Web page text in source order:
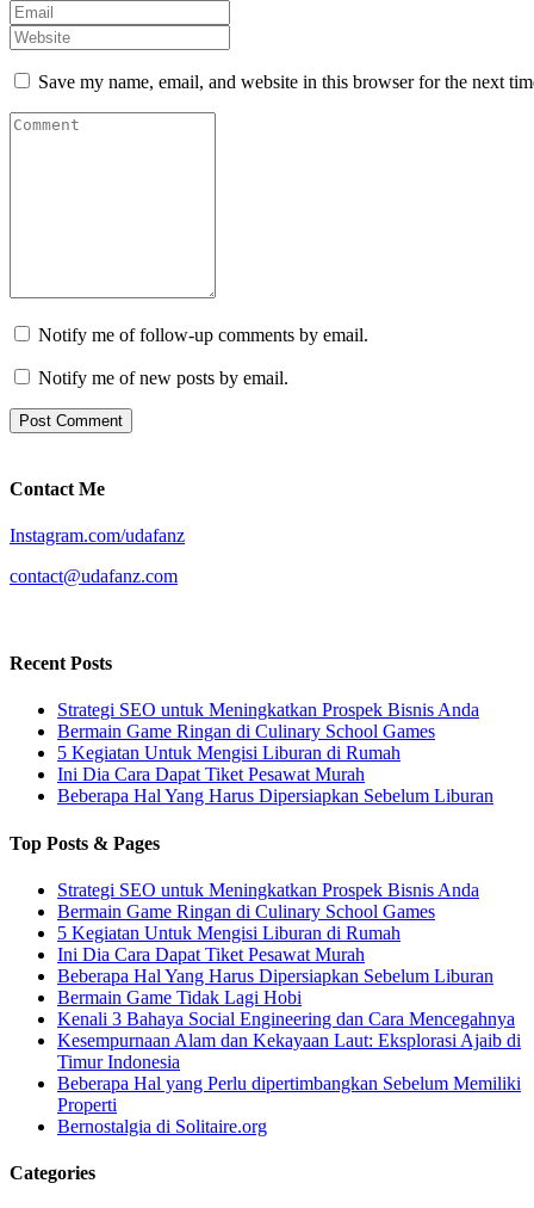
Save my name, email, and website in this browser for the next
Notify me of follow-up comments by email.
Notify me of new posts by email.
Contact Me
Instagram.com/udafanz
contact@udafanz.com
Recent Posts
Strategi SEO untuk Meningkatkan Prospek Bisnis Anda
Bermain Game Ringan di Culinary School Games
5 Kegiatan Untuk Mengisi Liburan di Rumah
Ini Dia Cara Dapat Tiket Pesawat Murah
Beberapa Hal Yang Harus Dipersiapkan Sebelum Liburan
Top Posts & Pages
Strategi SEO untuk Meningkatkan Prospek Bisnis Anda
Bermain Game Ringan di Culinary School Games
5 Kegiatan Untuk Mengisi Liburan di Rumah
Ini Dia Cara Dapat Tiket Pesawat Murah
Beberapa Hal Yang Harus Dipersiapkan Sebelum Liburan
Bermain Game Tidak Lagi Hobi
Kenali 3 Bahaya Social Engineering dan Cara Mencegahnya
Kesempurnaan Alam dan Kekayaan Laut: Eksplorasi Ajaib di
Timur Indonesia
Beberapa Hal yang Perlu dipertimbangkan Sebelum Memiliki
Properti
Bernostalgia di Solitaire.org
Categories